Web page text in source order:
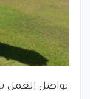
تواصل العمل